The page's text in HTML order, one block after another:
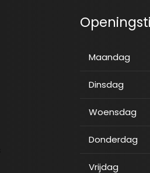
Maandag
Dinsdag
Woensdag
Donderdag
Vrijdag